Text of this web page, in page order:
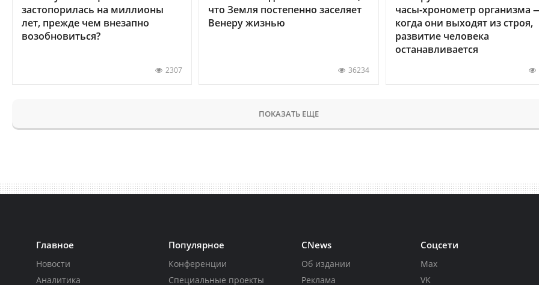
застопорилась на миллионы
лет, прежде чем внезапно
возобновиться?
2307
что Земля постепенно заселяет
Венеру жизнью
36234
часы-хронометр организма
когда они выходят из строя,
развитие человека
останавливается
ПОКАЗАТЬ ЕЩЕ
Главное
Новости
Аналитика
Популярное
Конференции
Специальные проекты
CNews
Об издании
Реклама
Соцсети
Max
VK